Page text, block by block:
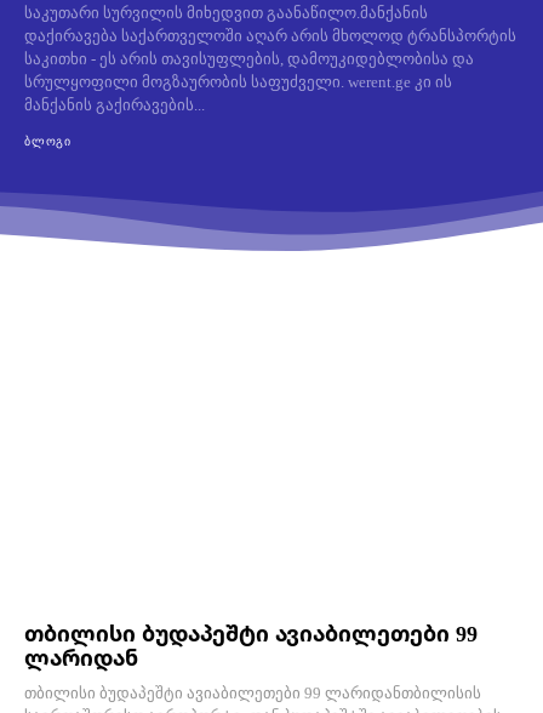
საკუთარი სურვილის მიხედვით გაანაწილო.მანქანის
დაქირავება საქართველოში აღარ არის მხოლოდ ტრანსპორტის
საკითხი - ეს არის თავისუფლების, დამოუკიდებლობისა და
სრულყოფილი მოგზაურობის საფუძველი. werent.ge კი ის
მანქანის გაქირავების...
ᲑᲚᲝᲒᲘ
თბილისი ბუდაპეშტი ავიაბილეთები 99
ლარიდან
თბილისი ბუდაპეშტი ავიაბილეთები 99 ლარიდანთბილისის